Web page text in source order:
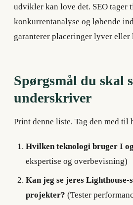
udvikler kan love det. SEO tager
konkurrentanalyse og løbende
garanterer placeringer lyver eller
Spørgsmål du skal
underskriver
Print denne liste. Tag den med til
Hvilken teknologi bruger I
ekspertise og overbevisning)
Kan jeg se jeres Lighthouse-
projekter? (Tester